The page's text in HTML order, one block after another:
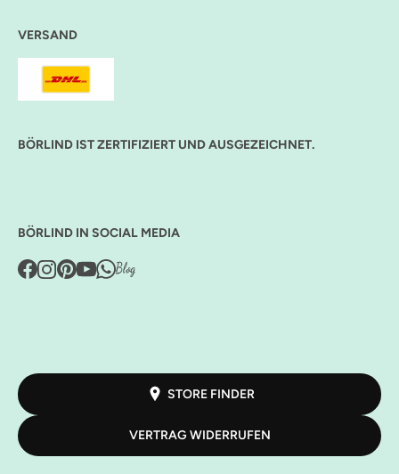
VERSAND
BÖRLIND IST ZERTIFIZIERT UND AUSGEZEICHNET.
BÖRLIND IN SOCIAL MEDIA
STORE FINDER
VERTRAG WIDERRUFEN